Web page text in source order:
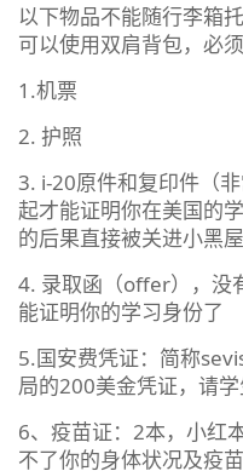
以下物品不能随行李箱
可以使用双肩背包，必须
1.机票
2. 护照
3. i-20原件和复印件（
起才能证明你在美国的
的后果直接被关进小黑屋
4. 录取函（offer），没
能证明你的学习身份了
5.国安费凭证：简称
局的200美金凭证，请学
6、疫苗证：2本，小红
不了你的身体状况及疫